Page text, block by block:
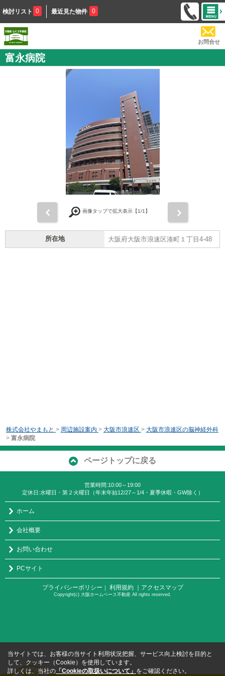
検討リスト 0 最近見た物件 0
お問合せ
富永病院
画像タップで拡大表示【1/1】
所在地 大阪府大阪市浪速区湊町１丁目4-48
株式会社やまもと > 周辺施設案内 > 大阪市浪速区 > 大阪市浪速区の脳神経外科
> 富永病院
ページトップに戻る
営業時間:10:00～19:00
定休日:水曜日・第２火曜日（年末年始12/27～1/4・夏季休暇・GW除く）
ホーム
会社概要
お問い合わせ
PCサイト
プライバシーポリシー ｜ 利用規約 ｜アクセスマップ
Copyright(c) 大阪ホームベース不動産 All rights reserved.
当サイトでは、お客様の当サイト利用状況把握、サービス向上検討を目的と
して、クッキー（Cookie）を使用しています。
詳しくは、当社の 「Cookieの取扱いについて」 をご確認ください。